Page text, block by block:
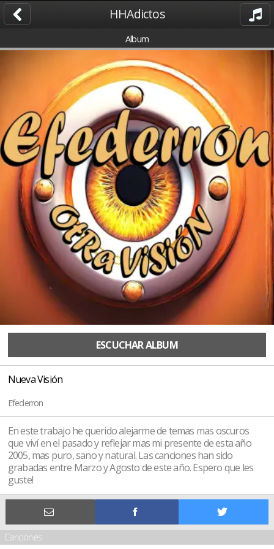
HHAdictos
Album
ESCUCHAR ALBUM
Nueva Visión
Efederron
En este trabajo he querido alejarme de temas mas oscuros
que viví en el pasado y reflejar mas mi presente de esta año
2005, mas puro, sano y natural. Las canciones han sido
grabadas entre Marzo y Agosto de este año. Espero que les
guste!
Canciones